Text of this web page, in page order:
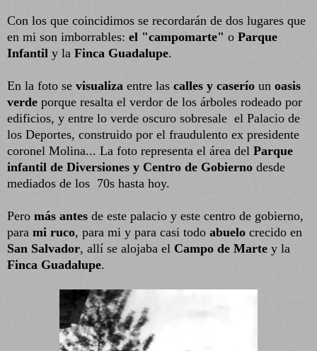
Con los que coincidimos se recordarán de dos lugares que
en mi son imborrables: el "campomarte" o Parque
Infantil y la Finca Guadalupe.
En la foto se visualiza entre las calles y caserío un oasis
verde porque resalta el verdor de los árboles rodeado por
edificios, y entre lo verde oscuro sobresale el Palacio de
los Deportes, construido por el fraudulento ex presidente
coronel Molina... La foto representa el área del Parque
infantil de Diversiones y Centro de Gobierno desde
mediados de los 70s hasta hoy.
Pero más antes de este palacio y este centro de gobierno,
para mi ruco, para mi y para casi todo abuelo crecido en
San Salvador, allí se alojaba el Campo de Marte y la
Finca Guadalupe.